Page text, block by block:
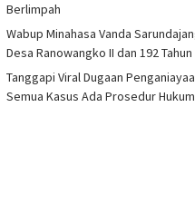
Berlimpah
Wabup Minahasa Vanda
Desa Ranowangko II dan 192
Tanggapi Viral Dugaan
Semua Kasus Ada Prosedur